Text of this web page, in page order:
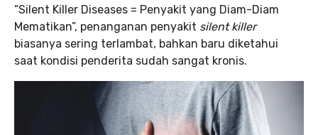
“Silent Killer Diseases = Penyakit yang Diam-Diam
Mematikan”, penanganan penyakit silent killer
biasanya sering terlambat, bahkan baru diketahui
saat kondisi penderita sudah sangat kronis.